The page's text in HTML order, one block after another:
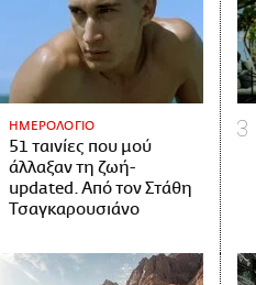
ΗΜΕΡΟΛΟΓΙΟ
51 ταινίες που μού
άλλαξαν τη ζωή-
updated. Aπό τον Στάθη
Τσαγκαρουσιάνο